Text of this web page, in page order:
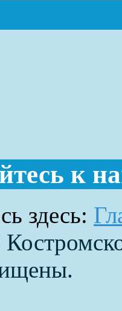
к
здесь: